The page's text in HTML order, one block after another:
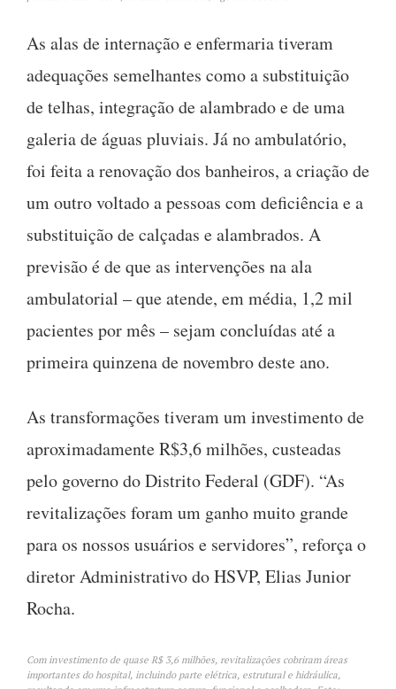
As alas de internação e enfermaria tiveram
adequações semelhantes como a substituição
de telhas, integração de alambrado e de uma
galeria de águas pluviais. Já no ambulatório,
foi feita a renovação dos banheiros, a criação de
um outro voltado a pessoas com deficiência e a
substituição de calçadas e alambrados. A
previsão é de que as intervenções na ala
ambulatorial – que atende, em média, 1,2 mil
pacientes por mês – sejam concluídas até a
primeira quinzena de novembro deste ano.
As transformações tiveram um investimento de
aproximadamente R$3,6 milhões, custeadas
pelo governo do Distrito Federal (GDF). “As
revitalizações foram um ganho muito grande
para os nossos usuários e servidores”, reforça o
diretor Administrativo do HSVP, Elias Junior
Rocha.
Com investimento de quase R$ 3,6 milhões, revitalizações cobriram áreas
importantes do hospital, incluindo parte elétrica, estrutural e hidráulica,